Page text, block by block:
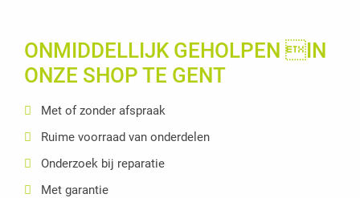
ONMIDDELLIJK GEHOLPEN IN
ONZE SHOP TE GENT
Met of zonder afspraak
Ruime voorraad van onderdelen
Onderzoek bij reparatie
Met garantie